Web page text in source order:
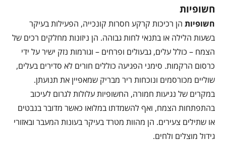
חשופיות
חשופיות הן רכיכות קרקע חסרות קונכייה, הפעילות בעיקר
בשעות הלילה או בתנאי לחות גבוהה. הן ניזונות מחלקים רכים של
הצמח – כולל עלים, גבעולים ופרחים – וגורמות נזק ישיר על ידי
כרסום הרקמות. סימני הפגיעה כוללים חורים לא סדירים בעלים,
שוליים מכורסמים ונוכחות ריר מבריק שמאפיין את תנועתן.
במקרים של נגיעות חמורה, החשופיות עלולות לגרום לעיכוב
בהתפתחות הצמח, ואף להשמדתו במלואו כאשר מדובר בנבטים
או שתילים צעירים. הן מהוות מטרד בעיקר בעונות המעבר ובאזורי
גידול מוצלים ולחים.